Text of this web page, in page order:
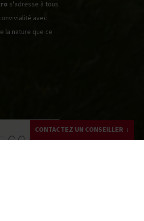
s'adresse à tous
avec
la nature que ce
CONTACTEZ UN CONSEILLER